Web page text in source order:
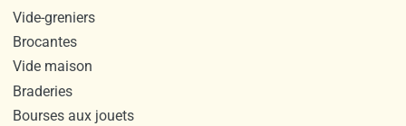
Vide-greniers
Brocantes
Vide maison
Braderies
Bourses aux jouets